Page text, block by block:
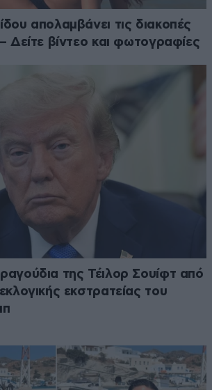
απολαμβάνει τις διακοπές
Δείτε βίντεο και φωτογραφίες
της Τέιλορ Σουίφτ από
εκστρατείας του